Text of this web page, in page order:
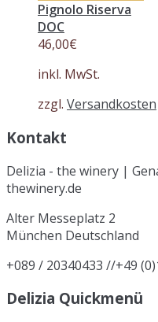
Pignolo Riserva
DOC
46,00€
inkl. MwSt.
zzgl. Versandkosten
Kontakt
Delizia - the winery |
thewinery.de
Alter Messeplatz 2
München Deutschland
+089 / 20340433 //+49
Delizia Quickmenü